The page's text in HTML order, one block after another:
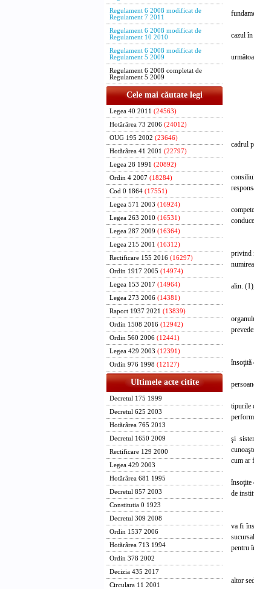
Regulament 6 2008 modificat de
Regulament 7 2011
Regulament 6 2008 modificat de
Regulament 10 2010
Regulament 6 2008 modificat de
Regulament 5 2009
Regulament 6 2008 completat de
Regulament 5 2009
Cele mai căutate legi
Legea 40 2011 (24563)
Hotărârea 73 2006 (24012)
OUG 195 2002 (23646)
Hotărârea 41 2001 (22797)
Legea 28 1991 (20892)
Ordin 4 2007 (18284)
Cod 0 1864 (17551)
Legea 571 2003 (16924)
Legea 263 2010 (16531)
Legea 287 2009 (16364)
Legea 215 2001 (16312)
Rectificare 155 2016 (16297)
Ordin 1917 2005 (14974)
Legea 153 2017 (14964)
Legea 273 2006 (14381)
Raport 1937 2021 (13839)
Ordin 1508 2016 (12942)
Ordin 560 2006 (12441)
Legea 429 2003 (12391)
Ordin 976 1998 (12127)
Ultimele acte citite
Decretul 175 1999
Decretul 625 2003
Hotărârea 765 2013
Decretul 1650 2009
Rectificare 129 2000
Legea 429 2003
Hotărârea 681 1995
Decretul 857 2003
Constitutia 0 1923
Decretul 309 2008
Ordin 1537 2006
Hotărârea 713 1994
Ordin 378 2002
Decizia 435 2017
Circulara 11 2001
cazul
cadrul
privind
alin.
însoţită
tipurile
şi
cum ar
însoţite
de
va fi
pentru
altor